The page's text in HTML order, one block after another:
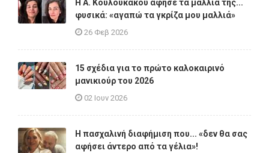
Η A. Κουλουκάκου άφησε τα μαλλιά της...
φυσικά: «αγαπώ τα γκρίζα μου μαλλιά»
26 Φεβ 2026
15 σχέδια για το πρώτο καλοκαιρινό
μανικιούρ του 2026
02 Ιουν 2026
Η πασχαλινή διαφήμιση που... «δεν θα σας
αφήσει άντερο από τα γέλια»!